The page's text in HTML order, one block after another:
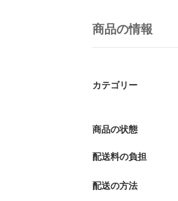
商品の情報
カテゴリー
商品の状態
配送料の負担
配送の方法